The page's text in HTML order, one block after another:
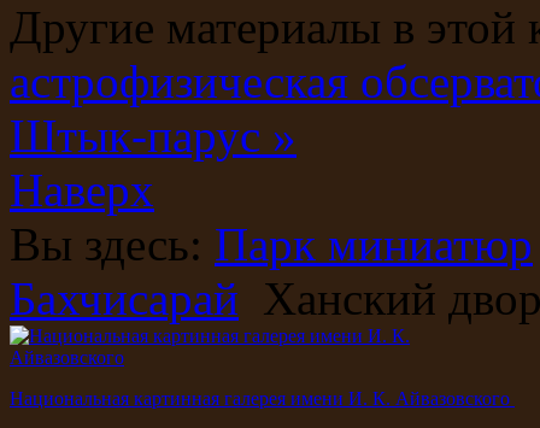
Другие материалы в этой
астрофизическая
Штык-парус »
Наверх
Вы здесь: Парк миниатюр
Бахчисарай Ханский
Национальная картинная галерея имени И. К. Айвазовского